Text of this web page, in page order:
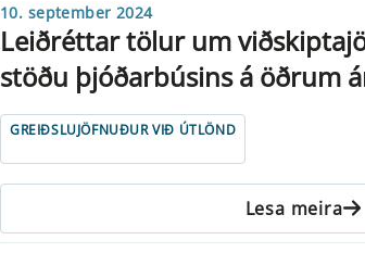
10. september 2024
Leiðréttar tölur um
stöðu þjóðarbúsins á öðrum
GREIÐSLUJÖFNUÐUR VIÐ ÚTLÖND
Lesa meira